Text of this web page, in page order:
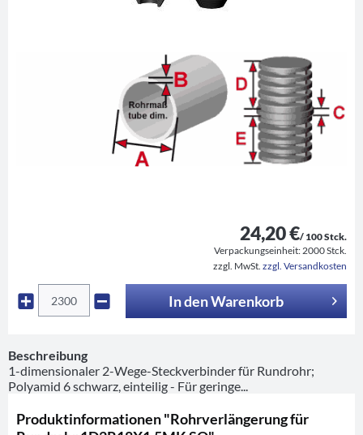
24,20 €/ 100 Stck.
Verpackungseinheit: 2000 Stck.
zzgl. MwSt. zzgl. Versandkosten
In denWarenkorb
Beschreibung
1-dimensionaler 2-Wege-Steckverbinder für Rundrohr;
Polyamid 6 schwarz, einteilig - Für geringe...
Produktinformationen "Rohrverlängerung für